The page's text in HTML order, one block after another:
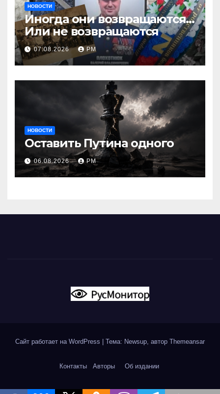
НОВОСТИ
Иногда они возвращаются…
Или не возвращаются
07.08.2026 РМ
НОВОСТИ
Оставить Путина одного
06.08.2026 РМ
Сайт работает на WordPress Тема: Newsup, автор Themeansar
Контакты Авторы Об издании